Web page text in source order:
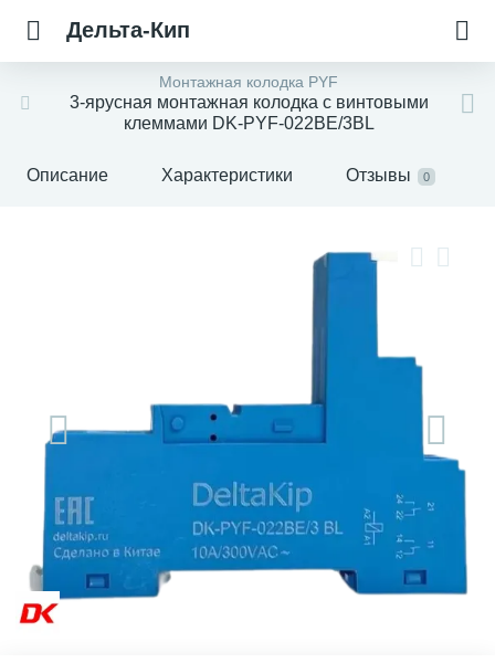
Дельта-Кип
Монтажная колодка PYF
3-ярусная монтажная колодка с винтовыми
клеммами DK-PYF-022BE/3BL
Описание Характеристики Отзывы 0